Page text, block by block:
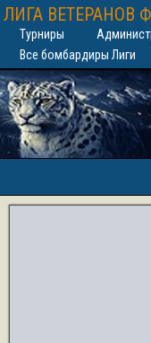
ЛИГА ВЕТЕРАНОВ
Турниры
Все бомбардиры Лиги